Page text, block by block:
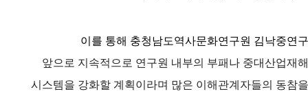
이를 통해 충청남도역사문화연구원 김낙중연
앞으로 지속적으로 연구원 내부의 부패나 중대산업재
시스템을 강화할 계획이라며 많은 이해관계자들의 동참